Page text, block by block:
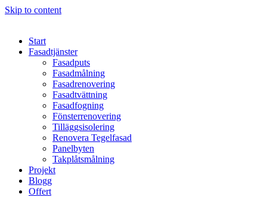
Skip to content
Start
Fasadtjänster
Fasadputs
Fasadmålning
Fasadrenovering
Fasadtvättning
Fasadfogning
Fönsterrenovering
Tilläggsisolering
Renovera Tegelfasad
Panelbyten
Takplåtsmålning
Projekt
Blogg
Offert